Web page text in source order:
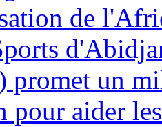
de
promet un
pour aider